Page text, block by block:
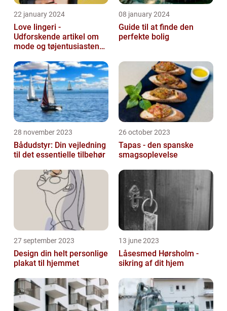
22 january 2024
Love lingeri -
Udforskende artikel om
mode og tøjentusiastens
08 january 2024
Guide til at finde den
perfekte bolig
28 november 2023
Bådudstyr: Din vejledning
til det essentielle tilbehør
26 october 2023
Tapas - den spanske
smagsoplevelse
27 september 2023
Design din helt personlige
plakat til hjemmet
13 june 2023
Låsesmed Hørsholm -
sikring af dit hjem